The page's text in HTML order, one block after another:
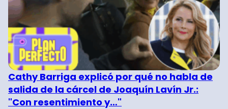
Cathy Barriga explicó por qué no habla de
salida de la cárcel de Joaquín Lavín Jr.:
"Con resentimiento y…"